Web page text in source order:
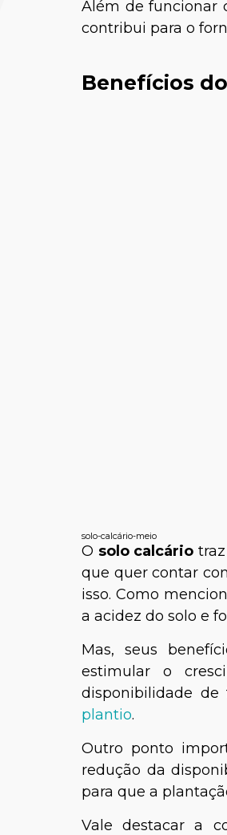
Além de funcionar
contribui para o
Benefícios
solo-calcário-meio
O solo calcário
que quer contar
isso. Como
a acidez do solo e
Mas, seus
estimular o
disponibilidade de
plantio.
Outro ponto
redução da
para que a
Vale destacar a